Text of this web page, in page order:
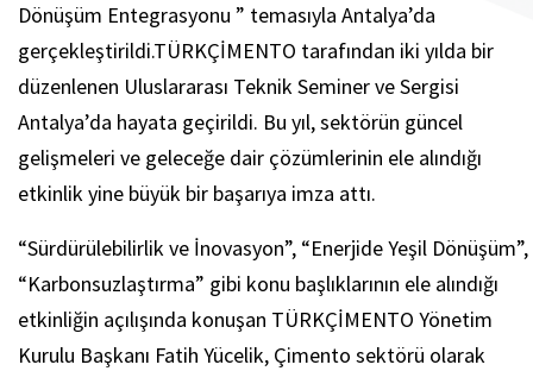
Dönüşüm Entegrasyonu ” temasıyla Antalya’da
gerçekleştirildi.TÜRKÇİMENTO tarafından iki yılda bir
düzenlenen Uluslararası Teknik Seminer ve Sergisi
Antalya’da hayata geçirildi. Bu yıl, sektörün güncel
gelişmeleri ve geleceğe dair çözümlerinin ele alındığı
etkinlik yine büyük bir başarıya imza attı.
“Sürdürülebilirlik ve İnovasyon”, “Enerjide Yeşil Dönüşüm”,
“Karbonsuzlaştırma” gibi konu başlıklarının ele alındığı
etkinliğin açılışında konuşan TÜRKÇİMENTO Yönetim
Kurulu Başkanı Fatih Yücelik, Çimento sektörü olarak